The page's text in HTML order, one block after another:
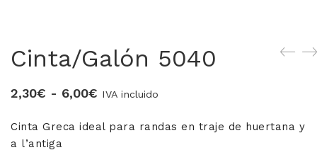
OUTLET FALLERA
¡No te pierdas nuestras ofertas!
Cinta/Galón 5040
2,30€ - 6,00€ Rango
precios:
IVA incluido
Cinta Greca ideal para randas en traje de huertana y
a l’antiga